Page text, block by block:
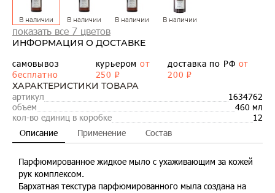
В наличии В наличии В наличии В наличии
показать все 7 цветов
ИНФОРМАЦИЯ О ДОСТАВКЕ
самовывоз
бесплатно
курьеромот
250 ₽
доставка по РФ от
200 ₽
ХАРАКТЕРИСТИКИ ТОВАРА
артикул
1634762
объем
460 мл
кол-во единиц в коробке
12
Описание
Применение Состав
Парфюмированное жидкое мыло с ухаживающим за кожей
рук комплексом.
Бархатная текстура парфюмированного мыла создана на